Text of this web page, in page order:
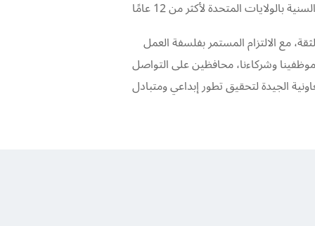
التزامنا: نحن نوفر منتجات وخدمات جديرة بالثقة، مع الالتزام المستمر بفلسفة العمل
وشركاءنا، محافظين على التواصل